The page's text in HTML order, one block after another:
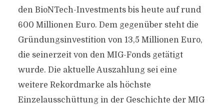
den BioNTech-Investments bis heute auf rund
600 Millionen Euro. Dem gegenüber steht die
Gründungsinvestition von 13,5 Millionen Euro,
die seinerzeit von den MIG-Fonds getätigt
wurde. Die aktuelle Auszahlung sei eine
weitere Rekordmarke als höchste
Einzelausschüttung in der Geschichte der MIG